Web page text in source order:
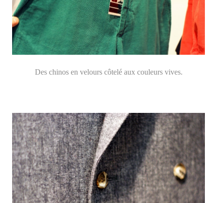
Des chinos en velours côtelé aux couleurs vives.